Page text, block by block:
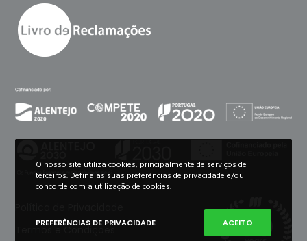
Termos e Condições
O nosso site utiliza cookies, principalmente de serviços de
terceiros. Defina as suas preferências de privacidade e/ou
concorde com a utilização de cookies.
PREFERÊNCIAS DE PRIVACIDADE ACEITO